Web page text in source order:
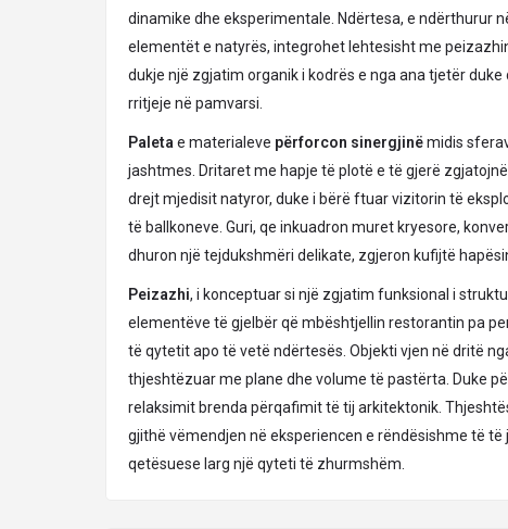
dinamike dhe eksperimentale. Ndërtesa, e ndërthurur
elementët e natyrës, integrohet lehtesisht me
dukje një zgjatim organik i kodrës e nga ana tjetër duke
rritjeje në pamvarsi.
Paleta e materialeve përforcon sinergjinëmidis
jashtmes. Dritaret me hapje të plotë e të gjerë
drejt mjedisit natyror, duke i bërë ftuar vizitorin të
të ballkoneve. Guri, qe inkuadron muret kryesore,
dhuron një tejdukshmëri delikate, zgjeron kufijtë
Peizazhi, i konceptuar si një zgjatim funksional i
elementëve të gjelbër që mbështjellin restorantin pa
të qytetit apo të vetë ndërtesës. Objekti vjen në dritë
thjeshtëzuar me plane dhe volume të pastërta. Duke
relaksimit brenda përqafimit të tij arkitektonik.
gjithë vëmendjen në eksperiencen e rëndësishme të
qetësuese larg një qyteti të zhurmshëm.